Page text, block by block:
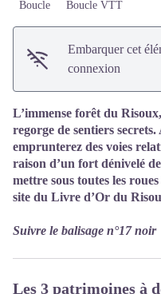
Boucle
Boucle VTT
Embarquer cet
connexion
L’immense forêt du
regorge de sentiers
emprunterez des voies
raison d’un fort dénivelé
mettre sous toutes les
site du Livre d’Or du
Suivre le balisage n°17 noir
Les 3 patrimoines à